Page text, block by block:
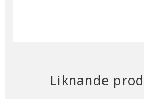
Liknande